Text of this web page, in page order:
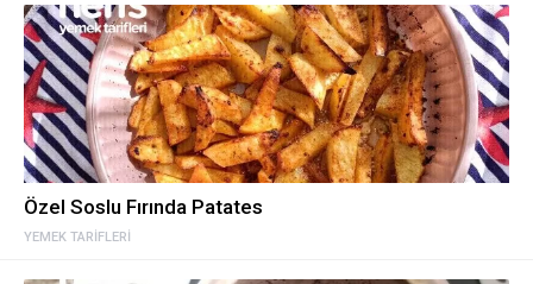
YEMEK TARIFLERI
Özel Soslu Fırında Patates